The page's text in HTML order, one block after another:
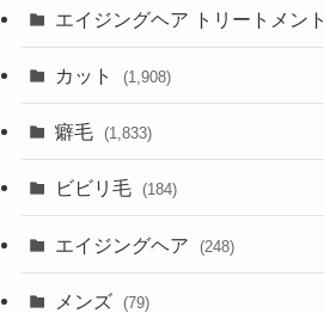
エイジングヘア トリートメント
カット (1,908)
癖毛 (1,833)
ビビリ毛 (184)
エイジングヘア (248)
メンズ (79)